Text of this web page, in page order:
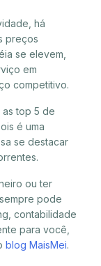
há
preços
se elevem,
em
competitivo.
top 5 de
é uma
se destacar
ou ter
pode
contabilidade
para você,
blog MaisMei.